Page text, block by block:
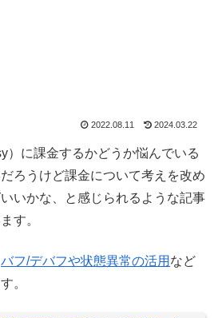
2022.08.11 2024.03.22
）に課金するかどうか悩んでいる
ろうけど課金について考えを改め
いかな、と感じられるような記事
す。
バフ/デバフや状態異常の活用 など
。